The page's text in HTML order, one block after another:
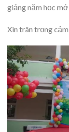
giảng năm học
Xin trân trọng